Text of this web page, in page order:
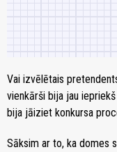
Vai izvēlētais
vienkārši bija jau
bija jāiziet konkursa
Sāksim ar to, ka domes